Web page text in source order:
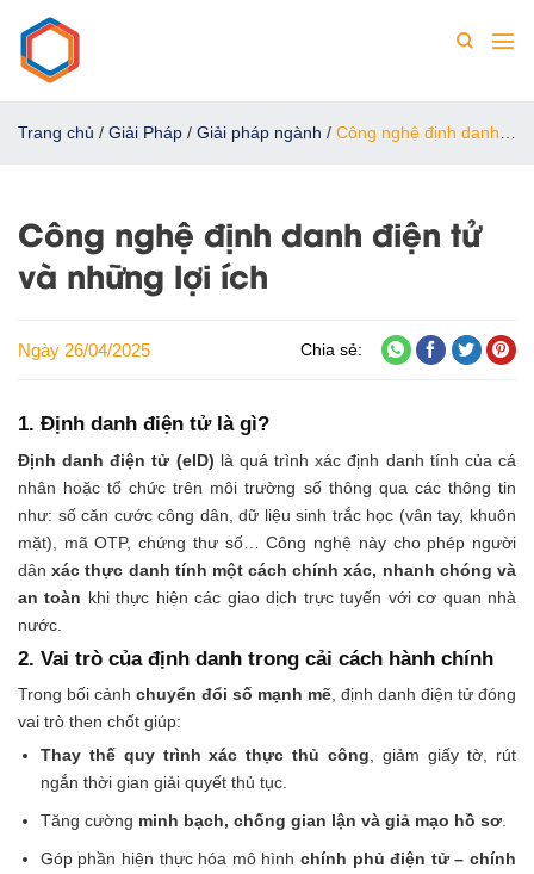
đến
nội
Trang chủ / Giải Pháp / Giải pháp ngành / Công nghệ định danh
Công nghệ định danh điện tử
và những lợi ích
Ngày 26/04/2025 Chia sẻ:
1. Định danh điện tử là gì?
Định danh điện tử (eID) là quá trình xác định danh tính của cá
nhân hoặc tổ chức trên môi trường số thông qua các thông tin
như: số căn cước công dân, dữ liệu sinh trắc học (vân tay, khuôn
mặt), mã OTP, chứng thư số… Công nghệ này cho phép người
dânxác thực danh tính một cách chính xác, nhanh chóng và
an toàn khi thực hiện các giao dịch trực tuyến với cơ quan nhà
nước.
2. Vai trò của định danh trong cải cách hành chính
Trong bối cảnh chuyển đổi số mạnh mẽ, định danh điện tử đóng
vai trò then chốt giúp:
Thay thế quy trình xác thực thủ công, giảm giấy tờ, rút
ngắn thời gian giải quyết thủ tục.
Tăng cường minh bạch, chống gian lận và giả mạo hồ sơ.
Góp phần hiện thực hóa mô hình chính phủ điện tử – chính